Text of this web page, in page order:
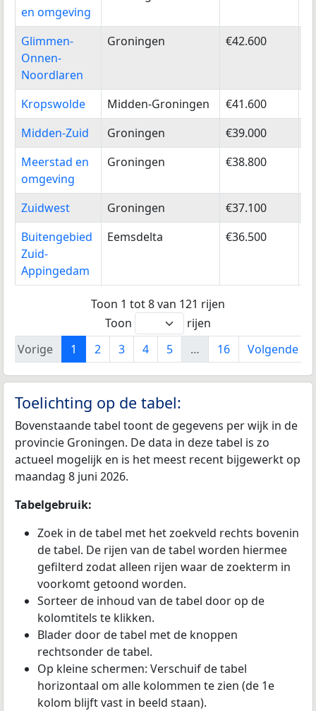
en omgeving
Glimmen-
Onnen-
Noordlaren
Groningen €42.600
Kropswolde Midden-Groningen €41.600
Midden-Zuid
Groningen €39.000
Meerstad en
omgeving
Groningen €38.800
Zuidwest Groningen €37.100
Buitengebied
Zuid-
Appingedam
Eemsdelta €36.500
Toon 1 tot 8 van 121 rijen
Toon
rijen
Vorige
1 2 3 4 5 … 16 Volgende
Toelichting op de tabel:
Bovenstaande tabel toont de gegevens per wijk in de
provincie Groningen. De data in deze tabel is zo
actueel mogelijk en is het meest recent bijgewerkt op
maandag 8 juni 2026.
Tabelgebruik:
Zoek in de tabel met het zoekveld rechts bovenin
de tabel. De rijen van de tabel worden hiermee
gefilterd zodat alleen rijen waar de zoekterm in
voorkomt getoond worden.
Sorteer de inhoud van de tabel door op de
kolomtitels te klikken.
Blader door de tabel met de knoppen
rechtsonder de tabel.
Op kleine schermen: Verschuif de tabel
horizontaal om alle kolommen te zien (de 1e
kolom blijft vast in beeld staan).